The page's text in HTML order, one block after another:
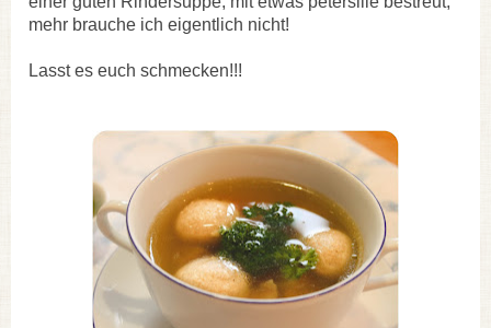
mehr brauche ich eigentlich nicht!
Lasst es euch schmecken!!!